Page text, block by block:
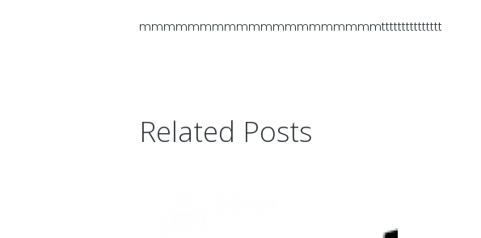
mmmmmmmmmmmmmmmmmmmmttttttttttttttt
Related Posts